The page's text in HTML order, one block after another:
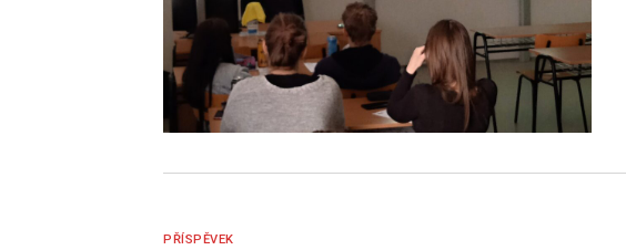
PŘÍSPĚVEK